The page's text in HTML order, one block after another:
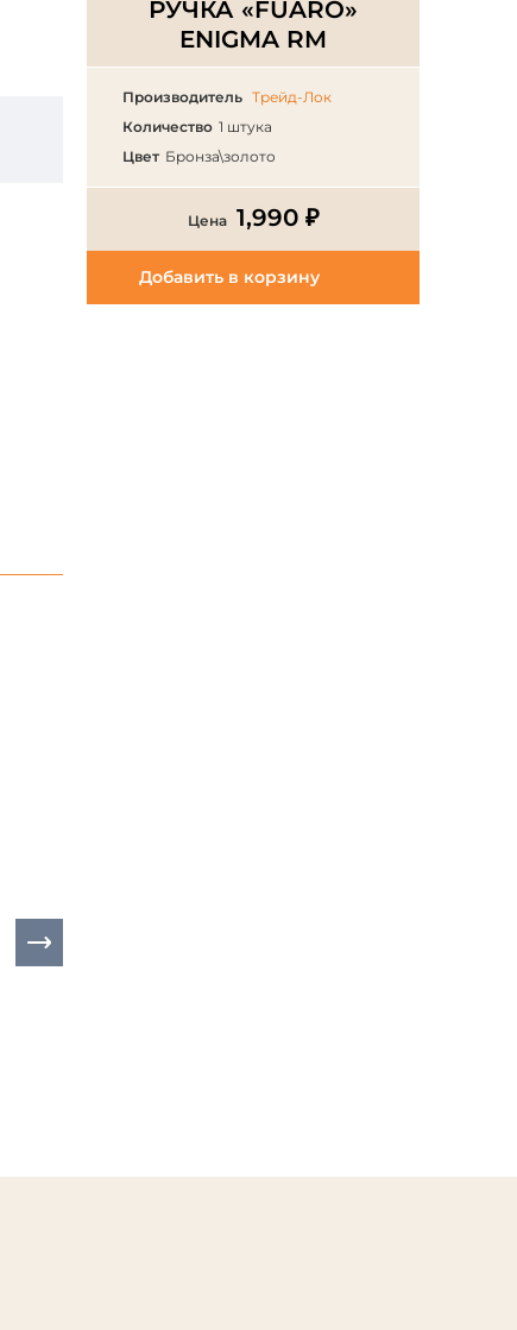
РУЧКА «FUARO»
ENIGMA RM
Производитель Трейд-Лок
Количество 1 штука
Цвет Бронза\золото
Цена 1,990 ₽
Добавить в корзину